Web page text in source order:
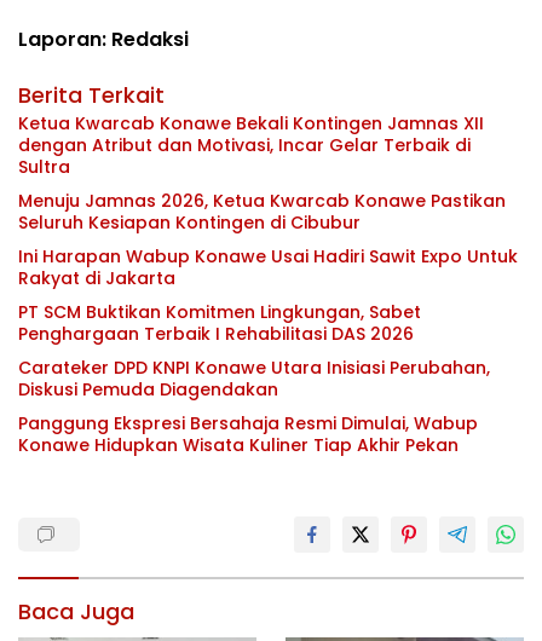
Laporan: Redaksi
Berita Terkait
Ketua Kwarcab Konawe Bekali Kontingen Jamnas XII
dengan Atribut dan Motivasi, Incar Gelar Terbaik di
Sultra
Menuju Jamnas 2026, Ketua Kwarcab Konawe Pastikan
Seluruh Kesiapan Kontingen di Cibubur
Ini Harapan Wabup Konawe Usai Hadiri Sawit Expo Untuk
Rakyat di Jakarta
PT SCM Buktikan Komitmen Lingkungan, Sabet
Penghargaan Terbaik I Rehabilitasi DAS 2026
Carateker DPD KNPI Konawe Utara Inisiasi Perubahan,
Diskusi Pemuda Diagendakan
Panggung Ekspresi Bersahaja Resmi Dimulai, Wabup
Konawe Hidupkan Wisata Kuliner Tiap Akhir Pekan
Baca Juga